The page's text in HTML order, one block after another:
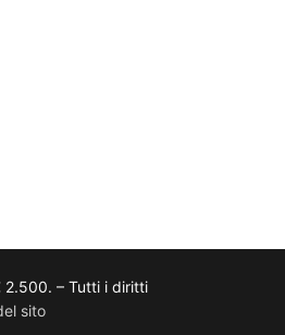
2.500. – Tutti i diritti
sito